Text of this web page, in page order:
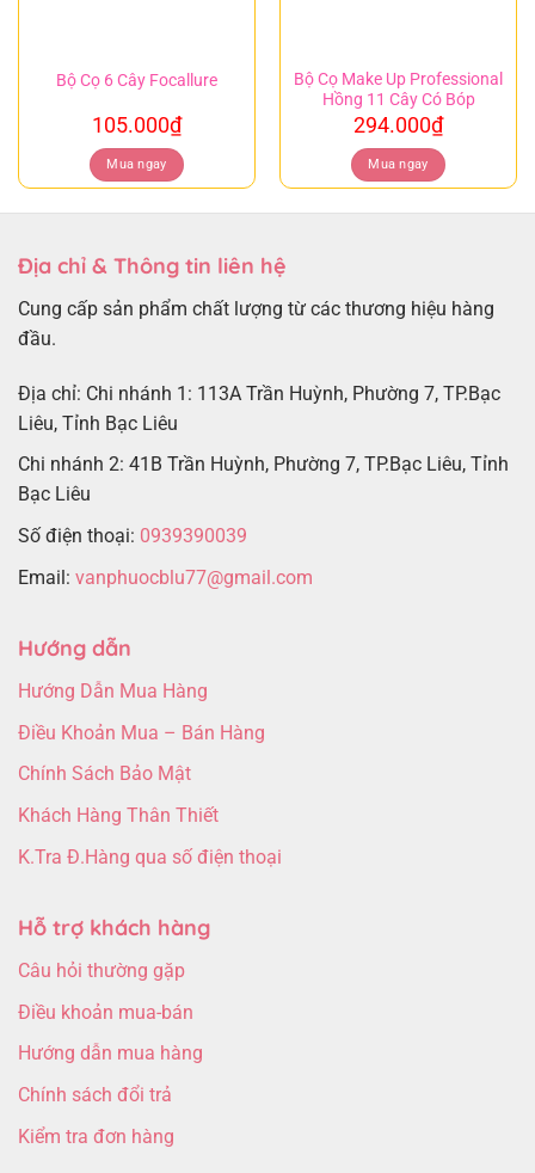
Bộ Cọ 6 Cây Focallure
105.000₫
Mua ngay
Bộ Cọ Make Up Professional
Hồng 11 Cây Có Bóp
294.000₫
Mua ngay
Địa chỉ & Thông tin liên hệ
Cung cấp sản phẩm chất lượng từ các thương hiệu hàng
đầu.
Địa chỉ: Chi nhánh 1: 113A Trần Huỳnh, Phường 7, TP.Bạc
Liêu, Tỉnh Bạc Liêu
Chi nhánh 2: 41B Trần Huỳnh, Phường 7, TP.Bạc Liêu, Tỉnh
Bạc Liêu
Số điện thoại: 0939390039
Email: vanphuocblu77@gmail.com
Hướng dẫn
Hướng Dẫn Mua Hàng
Điều Khoản Mua – Bán Hàng
Chính Sách Bảo Mật
Khách Hàng Thân Thiết
K.Tra Đ.Hàng qua số điện thoại
Hỗ trợ khách hàng
Câu hỏi thường gặp
Điều khoản mua-bán
Hướng dẫn mua hàng
Chính sách đổi trả
Kiểm tra đơn hàng